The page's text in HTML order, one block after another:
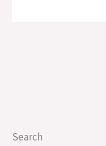
Search